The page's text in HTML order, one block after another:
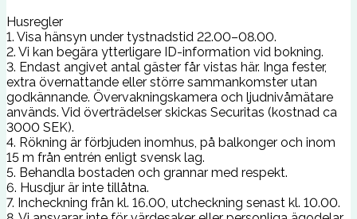
Husregler
1. Visa hänsyn under tystnadstid 22.00–08.00.
2. Vi kan begära ytterligare ID-information vid bokning.
3. Endast angivet antal gäster får vistas här. Inga fester,
extra övernattande eller större sammankomster utan
godkännande. Övervakningskamera och ljudnivåmätare
används. Vid överträdelser skickas Securitas (kostnad ca
3000 SEK).
4. Rökning är förbjuden inomhus, på balkonger och inom
15 m från entrén enligt svensk lag.
5. Behandla bostaden och grannar med respekt.
6. Husdjur är inte tillåtna.
7. Incheckning från kl. 16.00, utcheckning senast kl. 10.00.